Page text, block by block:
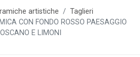
artistiche
Taglieri
CON FONDO ROSSO PAESAGGIO
E LIMONI